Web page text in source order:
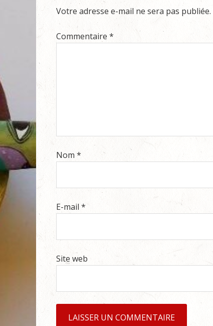
Votre adresse e-mail ne sera pas publiée.
Commentaire *
Nom *
E-mail *
Site web